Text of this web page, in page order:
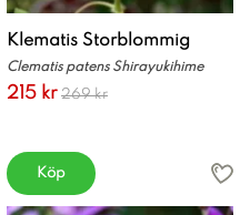
Klematis Storblommig
Clematis patens Shirayukihime
215 kr 269 kr
Köp